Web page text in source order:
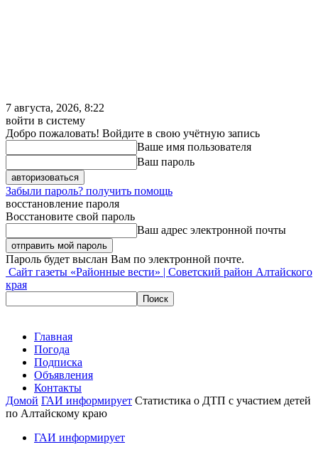
7 августа, 2026, 8:22
войти в систему
Добро пожаловать! Войдите в свою учётную запись
Ваше имя пользователя
Ваш пароль
Забыли пароль? получить помощь
восстановление пароля
Восстановите свой пароль
Ваш адрес электронной почты
Пароль будет выслан Вам по электронной почте.
Сайт газеты «Районные вести» | Советский район Алтайского
края
Главная
Погода
Подписка
Объявления
Контакты
Домой ГАИ информирует Статистика о ДТП с участием детей
по Алтайскому краю
ГАИ информирует